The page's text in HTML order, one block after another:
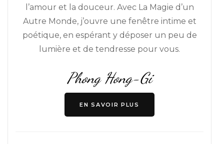
l’amour et la douceur. Avec La Magie d’un
Autre Monde, j’ouvre une fenêtre intime et
poétique, en espérant y déposer un peu de
lumière et de tendresse pour vous.
Phong Hong-Gi
EN SAVOIR PLUS